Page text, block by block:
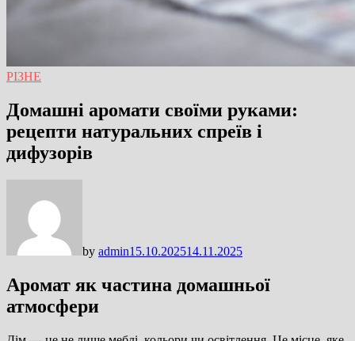
РІЗНЕ
Домашні аромати своїми руками:
рецепти натуральних спреїв і
дифузорів
by admin15.10.202514.11.2025
Аромат як частина домашньої
атмосфери